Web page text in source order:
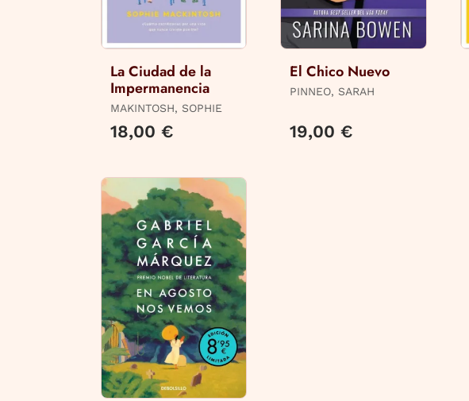
La Ciudad de la
Impermanencia
MAKINTOSH, SOPHIE
18,00 €
El Chico Nuevo
PINNEO, SARAH
19,00 €